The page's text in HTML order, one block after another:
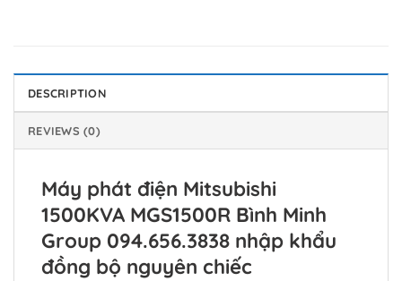
DESCRIPTION
REVIEWS (0)
Máy phát điện Mitsubishi
1500KVA MGS1500R Bình Minh
Group 094.656.3838 nhập khẩu
đồng bộ nguyên chiếc